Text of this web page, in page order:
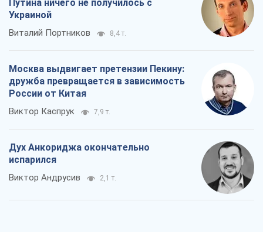
Путина ничего не получилось с
Украиной
Виталий Портников 8,4 т.
Москва выдвигает претензии Пекину:
дружба превращается в зависимость
России от Китая
Виктор Каспрук 7,9 т.
Дух Анкориджа окончательно
испарился
Виктор Андрусив 2,1 т.